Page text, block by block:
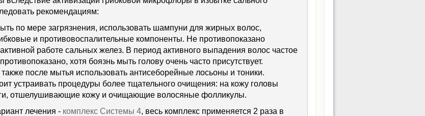
рекомендациям:
по мере загрязнения, использовать шампуни для жирных волос,
и противовоспалительные компоненты. Не противопоказано
работе сальных желез. В период активного выпадения волос частое
хотя боязнь мыть голову очень часто присутствует.
после мытья использовать антисеборейные лосьоны и тоники.
устраивать процедуры более тщательного очищения: на кожу головы
отшелушивающие кожу и очищающие волосяные фолликулы.
лечения - комплекс Системы 4, весь комплекс применяется 2 раза в